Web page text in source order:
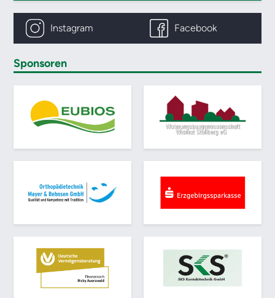
Instagram Facebook
Sponsoren